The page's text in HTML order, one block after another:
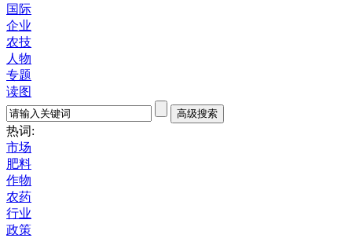
国际
企业
农技
人物
专题
读图
热词:
市场
肥料
作物
农药
行业
政策